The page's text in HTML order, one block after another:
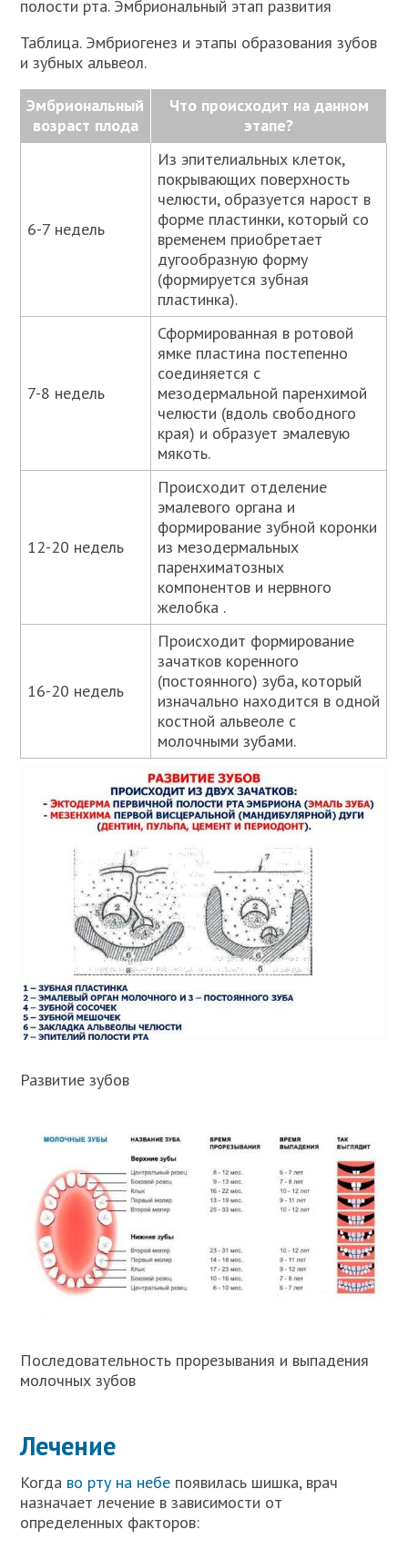
полости рта. Эмбриональный этап развития
Таблица. Эмбриогенез и этапы образования зубов
и зубных альвеол.
Эмбриональный
возраст плода
Что происходит на данном
этапе?
6-7 недель
Из эпителиальных клеток,
покрывающих поверхность
челюсти, образуется нарост в
форме пластинки, который со
временем приобретает
дугообразную форму
(формируется зубная
пластинка).
7-8 недель
Сформированная в ротовой
ямке пластина постепенно
соединяется с
мезодермальной паренхимой
челюсти (вдоль свободного
края) и образует эмалевую
мякоть.
12-20 недель
Происходит отделение
эмалевого органа и
формирование зубной коронки
из мезодермальных
паренхиматозных
компонентов и нервного
желобка .
16-20 недель
Происходит формирование
зачатков коренного
(постоянного) зуба, который
изначально находится в одной
костной альвеоле с
молочными зубами.
Развитие зубов
Последовательность прорезывания и выпадения
молочных зубов
Лечение
Когда во рту на небе появилась шишка, врач
назначает лечение в зависимости от
определенных факторов: